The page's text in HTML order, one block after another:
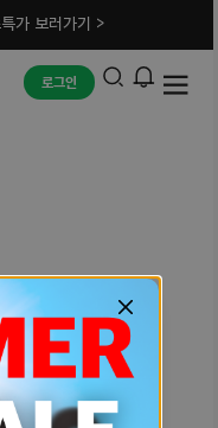
가 보러가기 >
로그인
입니다.